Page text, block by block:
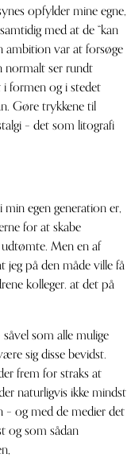
opfylder mine egne,
med at de “kan
ambition var at forsøge
normalt ser rundt
i formen og i stedet
Gøre trykkene til
– det som litografi
egen generation er,
for at skabe
Men en af
jeg på den måde ville få
kolleger. at det på
som alle mulige
sig disse bevidst.
frem for straks at
naturligvis ikke mindst
– og med de medier det
og som sådan